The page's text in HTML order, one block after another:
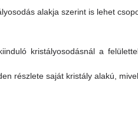
alakja szerint is lehet
kristályosodásnál a
részlete saját kristály alakú,